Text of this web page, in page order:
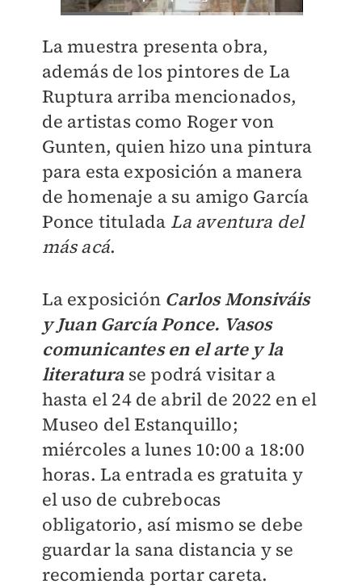
La muestra presenta obra,
además de los pintores de La
Ruptura arriba mencionados,
de artistas como Roger von
Gunten, quien hizo una pintura
para esta exposición a manera
de homenaje a su amigo García
Ponce titulada La aventura del
más acá.
La exposición Carlos Monsiváis
y Juan García Ponce. Vasos
comunicantes en el arte y la
literaturase podrá visitar a
hasta el 24 de abril de 2022 en el
Museo del Estanquillo;
miércoles a lunes 10:00 a 18:00
horas. La entrada es gratuita y
el uso de cubrebocas
obligatorio, así mismo se debe
guardar la sana distancia y se
recomienda portar careta.